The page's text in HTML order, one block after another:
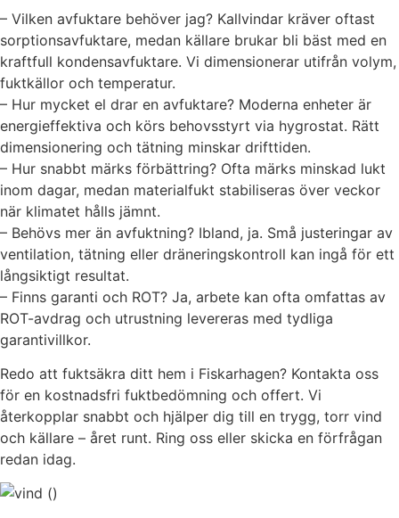
– Vilken avfuktare behöver jag? Kallvindar kräver oftast
sorptionsavfuktare, medan källare brukar bli bäst med en
kraftfull kondensavfuktare. Vi dimensionerar utifrån volym,
fuktkällor och temperatur.
– Hur mycket el drar en avfuktare? Moderna enheter är
energieffektiva och körs behovsstyrt via hygrostat. Rätt
dimensionering och tätning minskar drifttiden.
– Hur snabbt märks förbättring? Ofta märks minskad lukt
inom dagar, medan materialfukt stabiliseras över veckor
när klimatet hålls jämnt.
– Behövs mer än avfuktning? Ibland, ja. Små justeringar av
ventilation, tätning eller dräneringskontroll kan ingå för ett
långsiktigt resultat.
– Finns garanti och ROT? Ja, arbete kan ofta omfattas av
ROT-avdrag och utrustning levereras med tydliga
garantivillkor.
Redo att fuktsäkra ditt hem i Fiskarhagen? Kontakta oss
för en kostnadsfri fuktbedömning och offert. Vi
återkopplar snabbt och hjälper dig till en trygg, torr vind
och källare – året runt. Ring oss eller skicka en förfrågan
redan idag.